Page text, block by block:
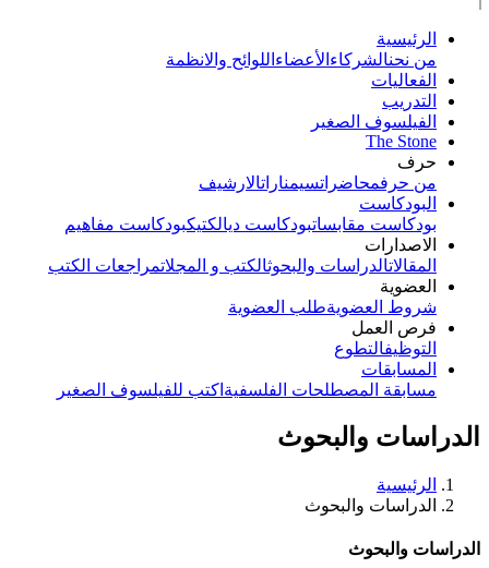
الرئيسية
من نحنالشركاء الأعضاء اللوائح والانظمة
الفعاليات
التدريب
الفيلسوف الصغير
The Stone
حرف
من حرفمحاضراتسيمناراتالارشيف
البودكاست
بودكاست مقابساتبودكاست ديالكتيكبودكاست مفاهيم
الاصدارات
المقالاتالدراسات والبحوثالكتب و المجلاتمراجعات الكتب
العضوية
شروط العضويةطلب العضوية
فرص العمل
التوظيفالتطوع
المسابقات
مسابقة المصطلحات الفلسفية اكتب للفيلسوف الصغير
الدراسات والبحوث
الرئيسية
الدراسات والبحوث
الدراسات والبحوث